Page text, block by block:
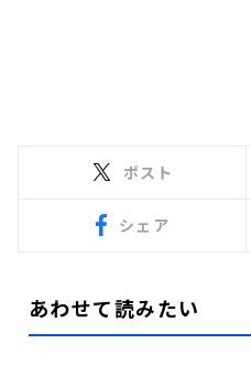
ポスト
シェア
あわせて読みたい